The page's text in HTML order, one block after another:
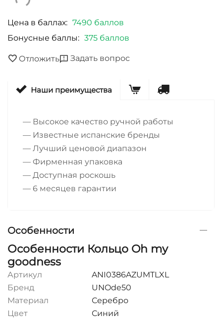
Цена в баллах: 7490 баллов
Бонусные баллы: 375 баллов
Отложить Задать вопрос
Наши преимущества
— Высокое качество ручной работы
— Известные испанские бренды
— Лучший ценовой диапазон
— Фирменная упаковка
— Доступная роскошь
— 6 месяцев гарантии
Особенности
Особенности Кольцо Oh my
goodness
Артикул
ANI0386AZUMTLXL
Бренд
UNOde50
Материал
Серебро
Цвет
Синий